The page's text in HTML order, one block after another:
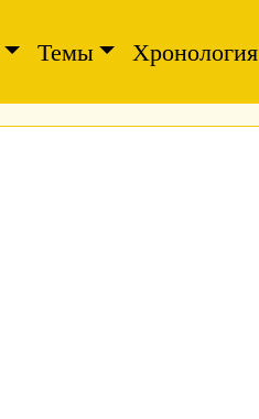
Темы Хронология